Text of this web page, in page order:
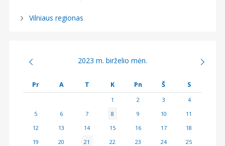
Vilniaus regionas
2023 m. birželio mėn.
Pr A T K Pn Š S
1 2 3
4
5
6 7 8 9 10
11
12
13 14 15 16 17
18
19
20 21 22 23 24
25